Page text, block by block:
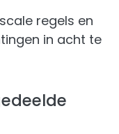
regels en
in acht te